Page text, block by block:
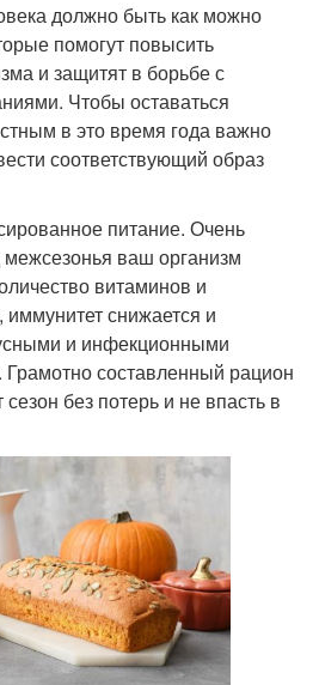
должно быть как можно
помогут повысить
и защитят в борьбе с
Чтобы оставаться
в это время года важно
соответствующий образ
питание. Очень
ваш организм
витаминов и
снижается и
и инфекционными
Грамотно составленный рацион
без потерь и не впасть в